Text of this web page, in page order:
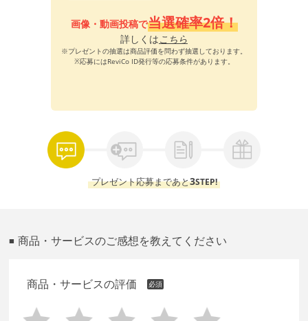
画像・動画投稿で当選確率2倍！
詳しくはこちら
※プレゼントの抽選は商品評価を問わず抽選しております。
※応募にはReviCo ID発行等の応募条件があります。
プレゼント応募まであと3STEP!
■ 商品・サービスのご感想を教えてください
商品・サービスの評価